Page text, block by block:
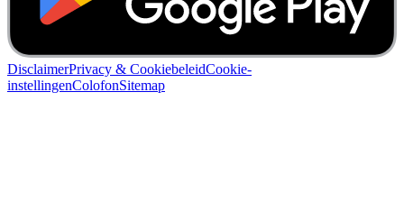
DisclaimerPrivacy & CookiebeleidCookie-
instellingenColofonSitemap